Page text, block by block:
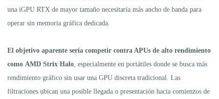
una iGPU RTX de mayor tamaño necesitaría más ancho de banda para
operar sin memoria gráfica dedicada.
El objetivo aparente sería competir contra APUs de alto rendimiento
como AMD Strix Halo , especialmente en portátiles donde se busca más
rendimiento gráfico sin usar una GPU discreta tradicional. Las
filtraciones ubican una posible llegada o presentación hacia comienzos de